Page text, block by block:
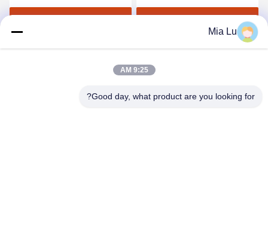
1-4 طن في الساعة ومعدل
التحبيب ≥95%
احصل على افضل سعر
والحبيبات المستديرة 380
Mia Lu
9:25 AM
Good day, what product are you looking for?